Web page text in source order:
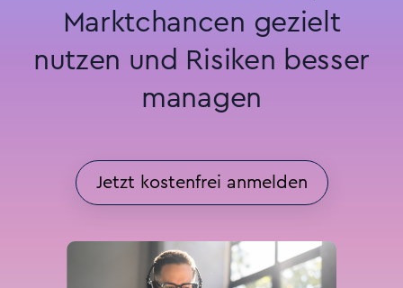
Marktchancen gezielt
nutzen und Risiken besser
managen
Jetzt kostenfrei anmelden